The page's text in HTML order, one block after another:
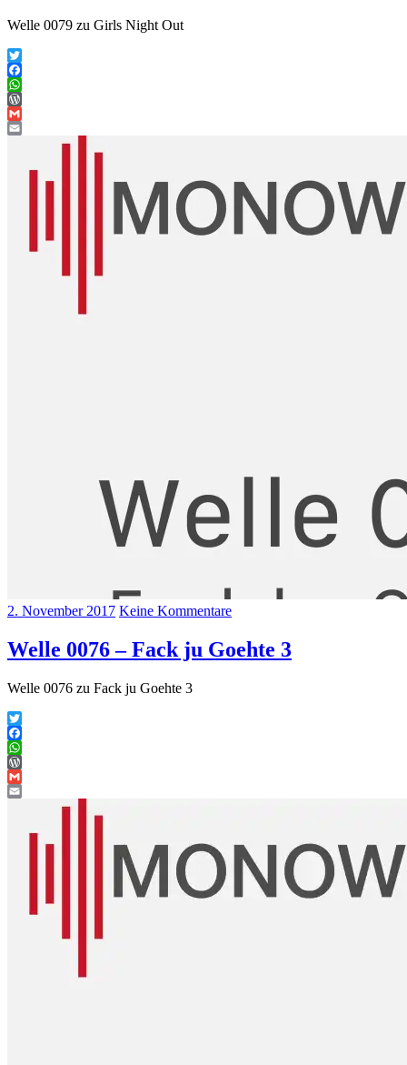
Welle 0079 zu Girls Night Out
Twitter
Facebook
WhatsApp
WordPress
Gmail
2. November 2017 Keine Kommentare
Welle 0076 – Fack ju Goehte 3
Welle 0076 zu Fack ju Goehte 3
Twitter
Facebook
WhatsApp
WordPress
Gmail